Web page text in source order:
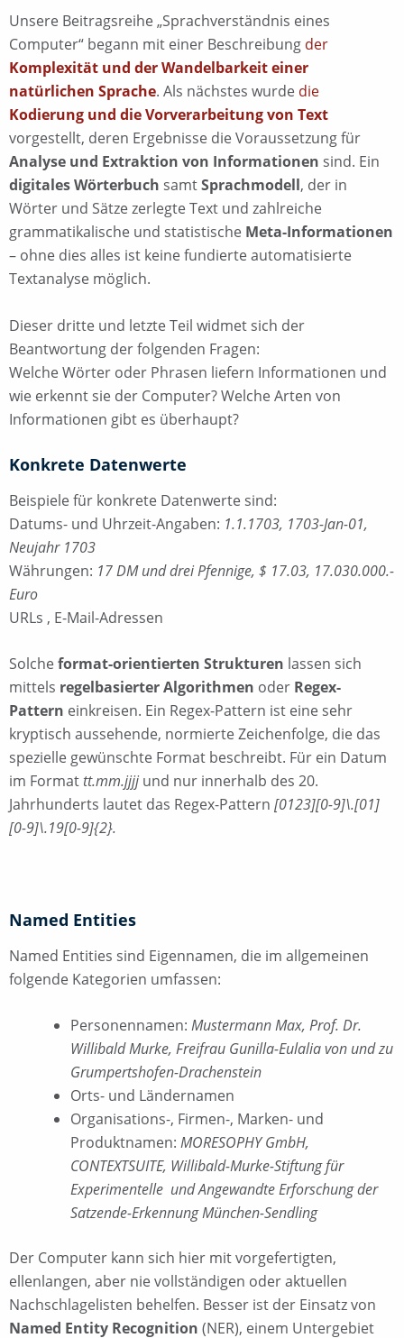
Unsere Beitragsreihe „Sprachverständnis eines
Computer“ begann mit einer Beschreibung der
Komplexität und der Wandelbarkeit einer
natürlichen Sprache. Als nächstes wurde die
Kodierung und die Vorverarbeitung von Text
vorgestellt, deren Ergebnisse die Voraussetzung für
Analyse und Extraktion von Informationen sind. Ein
digitales Wörterbuch samtSprachmodell, der in
Wörter und Sätze zerlegte Text und zahlreiche
grammatikalische und statistische Meta-Informationen
– ohne dies alles ist keine fundierte automatisierte
Textanalyse möglich.
Dieser dritte und letzte Teil widmet sich der
Beantwortung der folgenden Fragen:
Welche Wörter oder Phrasen liefern Informationen und
wie erkennt sie der Computer? Welche Arten von
Informationen gibt es überhaupt?
Konkrete Datenwerte
Beispiele für konkrete Datenwerte sind:
Datums- und Uhrzeit-Angaben: 1.1.1703, 1703-Jan-01,
Neujahr 1703
Währungen: 17 DM und drei Pfennige, $ 17.03, 17.030.000.-
Euro
URLs , E-Mail-Adressen
Solcheformat-orientierten Strukturen lassen sich
mittels regelbasierter Algorithmen oder Regex-
Pattern einkreisen. Ein Regex-Pattern ist eine sehr
kryptisch aussehende, normierte Zeichenfolge, die das
spezielle gewünschte Format beschreibt. Für ein Datum
im Formattt.mm.jjjjund nur innerhalb des 20.
Jahrhunderts lautet das Regex-Pattern [0123][0-9]\.[01]
[0-9]\.19[0-9]{2}.
Named Entities
Named Entities sind Eigennamen, die im allgemeinen
folgende Kategorien umfassen:
Personennamen: Mustermann Max, Prof. Dr.
Willibald Murke, Freifrau Gunilla-Eulalia von und zu
Grumpertshofen-Drachenstein
Orts- und Ländernamen
Organisations-, Firmen-, Marken- und
Produktnamen: MORESOPHY GmbH,
CONTEXTSUITE, Willibald-Murke-Stiftung für
Experimentelle und Angewandte Erforschung der
Satzende-Erkennung München-Sendling
Der Computer kann sich hier mit vorgefertigten,
ellenlangen, aber nie vollständigen oder aktuellen
Nachschlagelisten behelfen. Besser ist der Einsatz von
Named Entity Recognition (NER), einem Untergebiet